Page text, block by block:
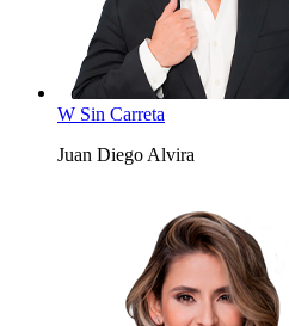
W Sin Carreta
Juan Diego Alvira